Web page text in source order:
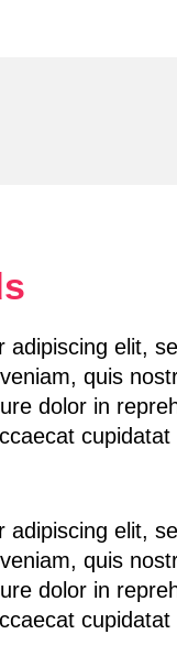
elit,
quis
dolor in
elit,
quis
dolor in